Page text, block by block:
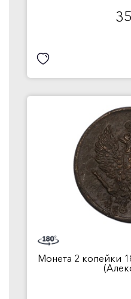
Монета 2 копейки